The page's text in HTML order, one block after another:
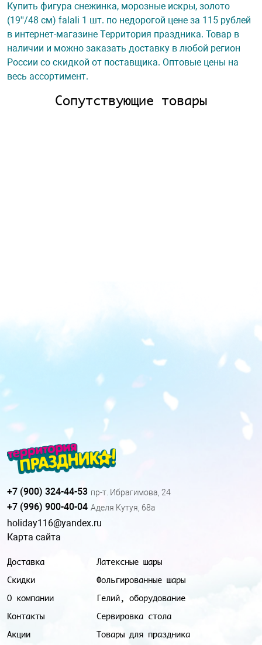
Купить фигура снежинка, морозные искры, золото
(19''/48 см) falali 1 шт. по недорогой цене за 115 рублей
в интернет-магазине Территория праздника. Товар в
наличии и можно заказать доставку в любой регион
России со скидкой от поставщика. Оптовые цены на
весь ассортимент.
Сопутствующие товары
Доставка
Скидки
О компании
Контакты
Акции
Латексные шары
Фольгированные шары
Гелий, оборудование
Сервировка стола
Товары для праздника
+7 (900) 324-44-53 пр-т. Ибрагимова, 24
+7 (996) 900-40-04 Аделя Кутуя, 68а
holiday116@yandex.ru
Карта сайта